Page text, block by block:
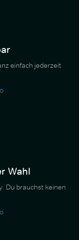
einfach jederzeit
Wahl
Du brauchst keinen